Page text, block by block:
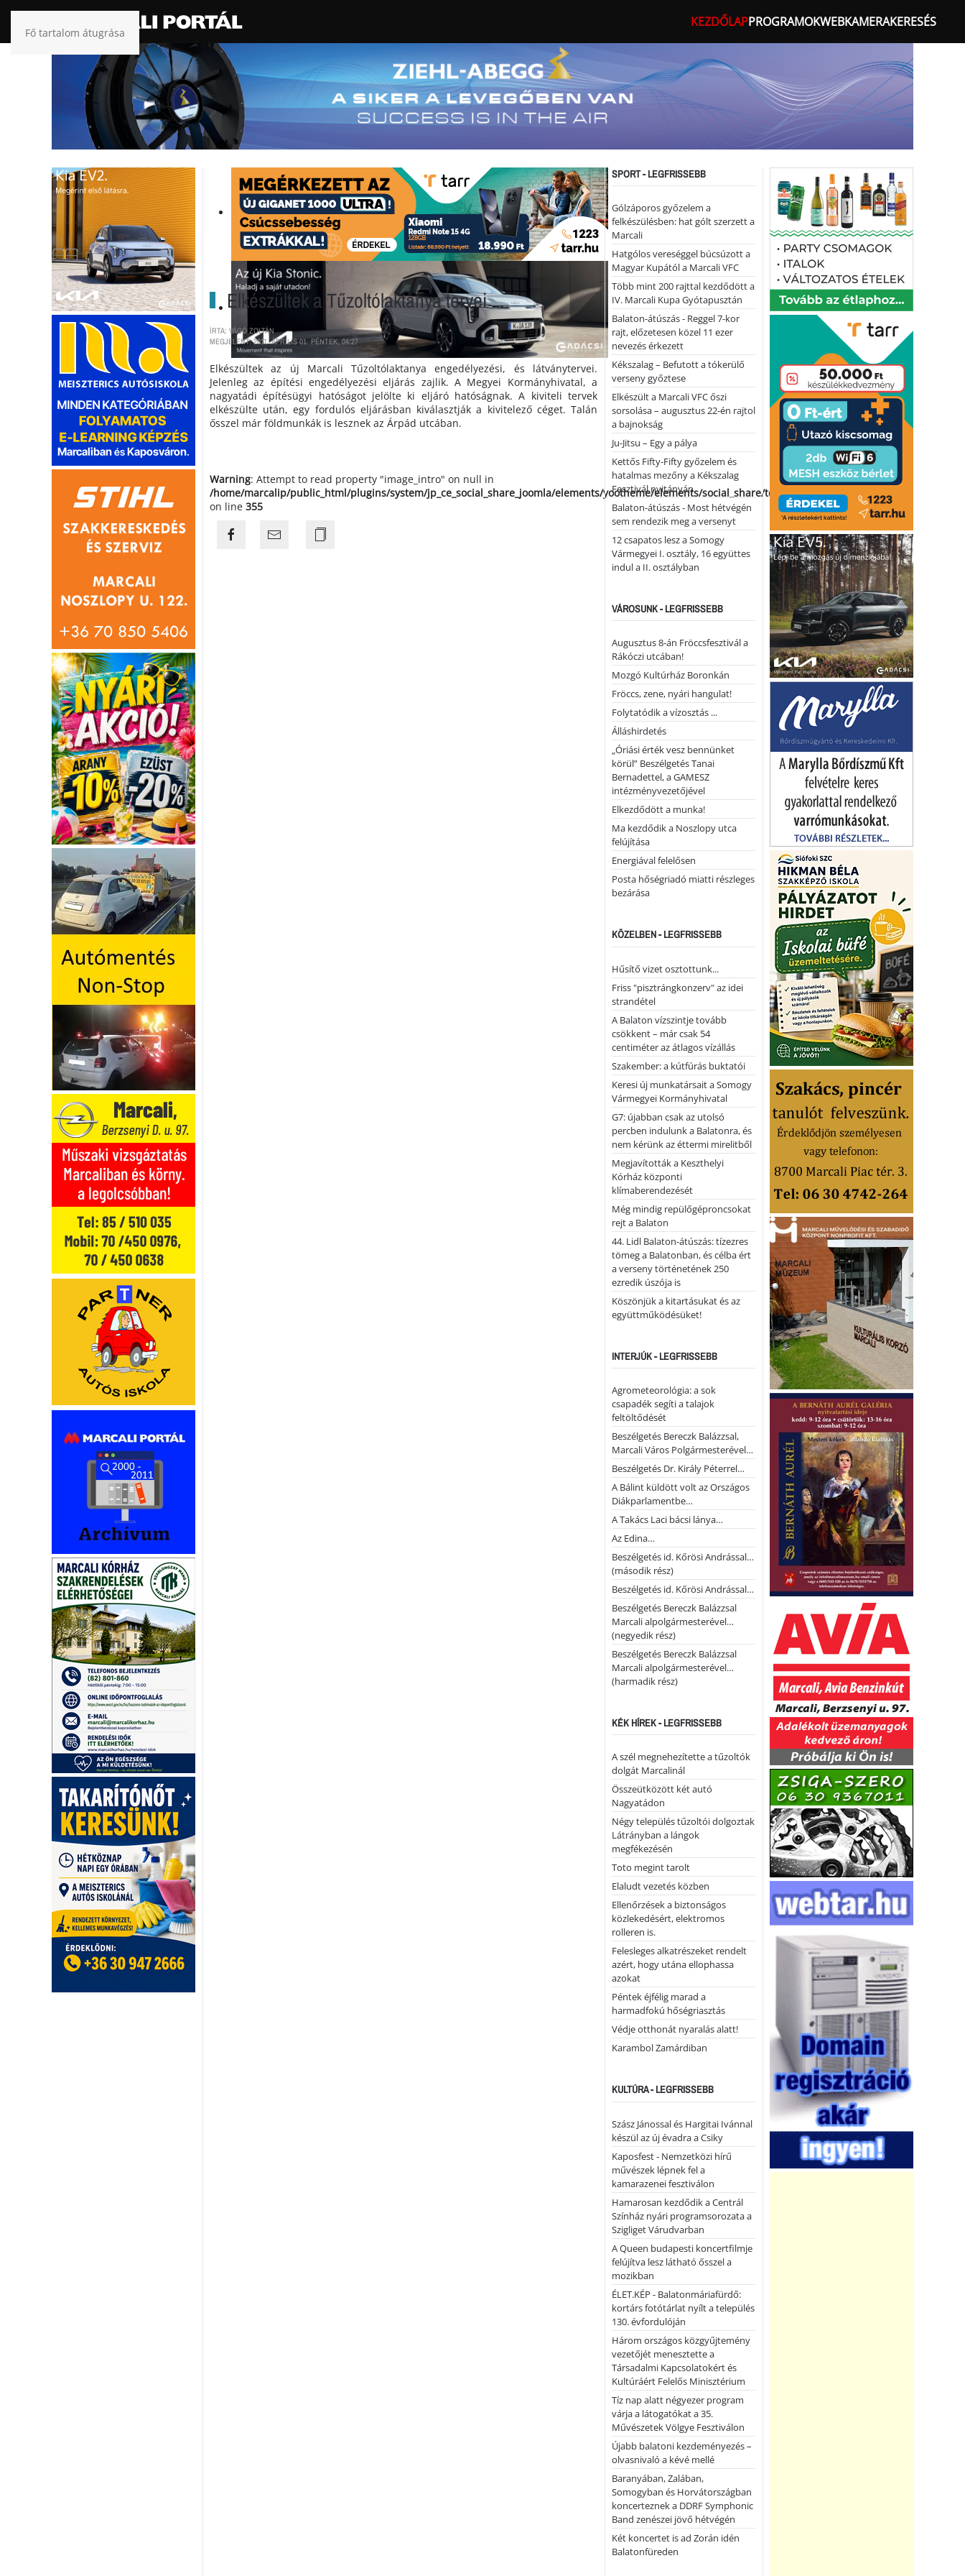
Fő tartalom átugrása
KEZDŐLAPPROGRAMOKWEBKAMERAKERESÉS
Elkészültek a Tűzoltólaktanya tervei ...
ÍRTA: VÁGÓ ZOLTÁN
MEGJELENT: 2011. ÁPRILIS 01. PÉNTEK, 04:27
Elkészültek az új Marcali Tűzoltólaktanya engedélyezési, és látványtervei.
Jelenleg az építési engedélyezési eljárás zajlik. A Megyei Kormányhivatal, a
nagyatádi építésügyi hatóságot jelölte ki eljáró hatóságnak. A kiviteli tervek
elkészülte után, egy fordulós eljárásban kiválasztják a kivitelező céget. Talán
ősszel már földmunkák is lesznek az Árpád utcában.
Warning: Attempt to read property "image_intro" on null in
/home/marcalip/public_html/plugins/system/jp_ce_social_share_joomla/elements/yootheme/elements/social_share/templates/template.php
on line 355
SPORT - LEGFRISSEBB
Gólzáporos győzelem a
felkészülésben: hat gólt szerzett a
Marcali
Hatgólos vereséggel búcsúzott a
Magyar Kupától a Marcali VFC
Több mint 200 rajttal kezdődött a
IV. Marcali Kupa Gyótapusztán
Balaton-átúszás - Reggel 7-kor
rajt, előzetesen közel 11 ezer
nevezés érkezett
Kékszalag – Befutott a tókerülő
verseny győztese
Elkészült a Marcali VFC őszi
sorsolása – augusztus 22-én rajtol
a bajnokság
Ju-Jitsu – Egy a pálya
Kettős Fifty-Fifty győzelem és
hatalmas mezőny a Kékszalag
Fesztivál nyitányán
Balaton-átúszás - Most hétvégén
sem rendezik meg a versenyt
12 csapatos lesz a Somogy
Vármegyei I. osztály, 16 együttes
indul a II. osztályban
VÁROSUNK - LEGFRISSEBB
Augusztus 8-án Fröccsfesztivál a
Rákóczi utcában!
Mozgó Kultúrház Boronkán
Fröccs, zene, nyári hangulat!
Folytatódik a vízosztás ...
Álláshirdetés
„Óriási érték vesz bennünket
körül” Beszélgetés Tanai
Bernadettel, a GAMESZ
intézményvezetőjével
Elkezdődött a munka!
Ma kezdődik a Noszlopy utca
felújítása
Energiával felelősen
Posta hőségriadó miatti részleges
bezárása
KÖZELBEN - LEGFRISSEBB
Hűsítő vizet osztottunk...
Friss "pisztrángkonzerv" az idei
strandétel
A Balaton vízszintje tovább
csökkent – már csak 54
centiméter az átlagos vízállás
Szakember: a kútfúrás buktatói
Keresi új munkatársait a Somogy
Vármegyei Kormányhivatal
G7: újabban csak az utolsó
percben indulunk a Balatonra, és
nem kérünk az éttermi mirelitből
Megjavították a Keszthelyi
Kórház központi
klímaberendezését
Még mindig repülőgéproncsokat
rejt a Balaton
44. Lidl Balaton-átúszás: tízezres
tömeg a Balatonban, és célba ért
a verseny történetének 250
ezredik úszója is
Köszönjük a kitartásukat és az
együttműködésüket!
INTERJÚK - LEGFRISSEBB
Agrometeorológia: a sok
csapadék segíti a talajok
feltöltődését
Beszélgetés Bereczk Balázzsal,
Marcali Város Polgármesterével…
Beszélgetés Dr. Király Péterrel…
A Bálint küldött volt az Országos
Diákparlamentbe…
A Takács Laci bácsi lánya…
Az Edina…
Beszélgetés id. Kőrösi Andrással…
(második rész)
Beszélgetés id. Kőrösi Andrással…
Beszélgetés Bereczk Balázzsal
Marcali alpolgármesterével…
(negyedik rész)
Beszélgetés Bereczk Balázzsal
Marcali alpolgármesterével…
(harmadik rész)
KÉK HÍREK - LEGFRISSEBB
A szél megnehezítette a tűzoltók
dolgát Marcalinál
Összeütközött két autó
Nagyatádon
Négy település tűzoltói dolgoztak
Látrányban a lángok
megfékezésén
Toto megint tarolt
Elaludt vezetés közben
Ellenőrzések a biztonságos
közlekedésért, elektromos
rolleren is.
Felesleges alkatrészeket rendelt
azért, hogy utána ellophassa
azokat
Péntek éjfélig marad a
harmadfokú hőségriasztás
Védje otthonát nyaralás alatt!
Karambol Zamárdiban
KULTÚRA - LEGFRISSEBB
Szász Jánossal és Hargitai Ivánnal
készül az új évadra a Csiky
Kaposfest - Nemzetközi hírű
művészek lépnek fel a
kamarazenei fesztiválon
Hamarosan kezdődik a Centrál
Színház nyári programsorozata a
Szigliget Várudvarban
A Queen budapesti koncertfilmje
felújítva lesz látható ősszel a
mozikban
ÉLET.KÉP - Balatonmáriafürdő:
kortárs fotótárlat nyílt a település
130. évfordulóján
Három országos közgyűjtemény
vezetőjét menesztette a
Társadalmi Kapcsolatokért és
Kultúráért Felelős Minisztérium
Tíz nap alatt négyezer program
várja a látogatókat a 35.
Művészetek Völgye Fesztiválon
Újabb balatoni kezdeményezés –
olvasnivaló a kévé mellé
Baranyában, Zalában,
Somogyban és Horvátországban
koncerteznek a DDRF Symphonic
Band zenészei jövő hétvégén
Két koncertet is ad Zorán idén
Balatonfüreden